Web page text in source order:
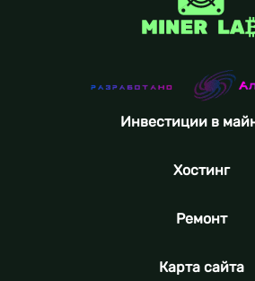
Инвестиции в
Хостинг
Ремонт
Карта сайта